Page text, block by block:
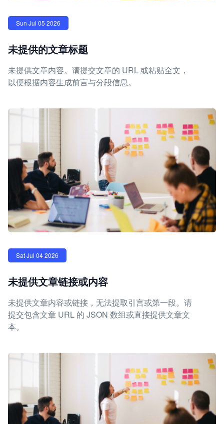
Sun Jul 05 2026
未提供的文章标题
未提供文章内容。请提交文章的 URL 或粘贴全文，
以便根据内容生成前言与分段信息。
Sat Jul 04 2026
未提供文章链接或内容
未提供文章内容或链接，无法提取引言或第一段。请
提交包含文章 URL 的 JSON 数组或直接提供文章文
本。